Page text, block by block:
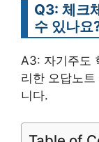
Q3: 체크
수 있나요
A3: 자기주도
리한 오답노
니다.